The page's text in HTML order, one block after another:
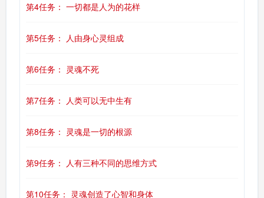
第4任务： 一切都是人为的花样
第5任务： 人由身心灵组成
第6任务： 灵魂不死
第7任务： 人类可以无中生有
第8任务： 灵魂是一切的根源
第9任务： 人有三种不同的思维方式
第10任务： 灵魂创造了心智和身体